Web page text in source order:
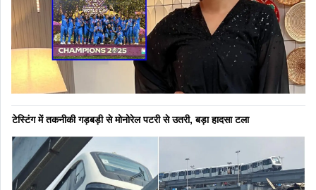
टेस्टिंग में तकनीकी गड़बड़ी से मोनोरेल पटरी से उतरी, बड़ा हादसा टला